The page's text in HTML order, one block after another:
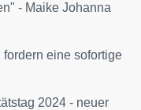
- Maike Johanna
eine sofortige
2024 - neuer